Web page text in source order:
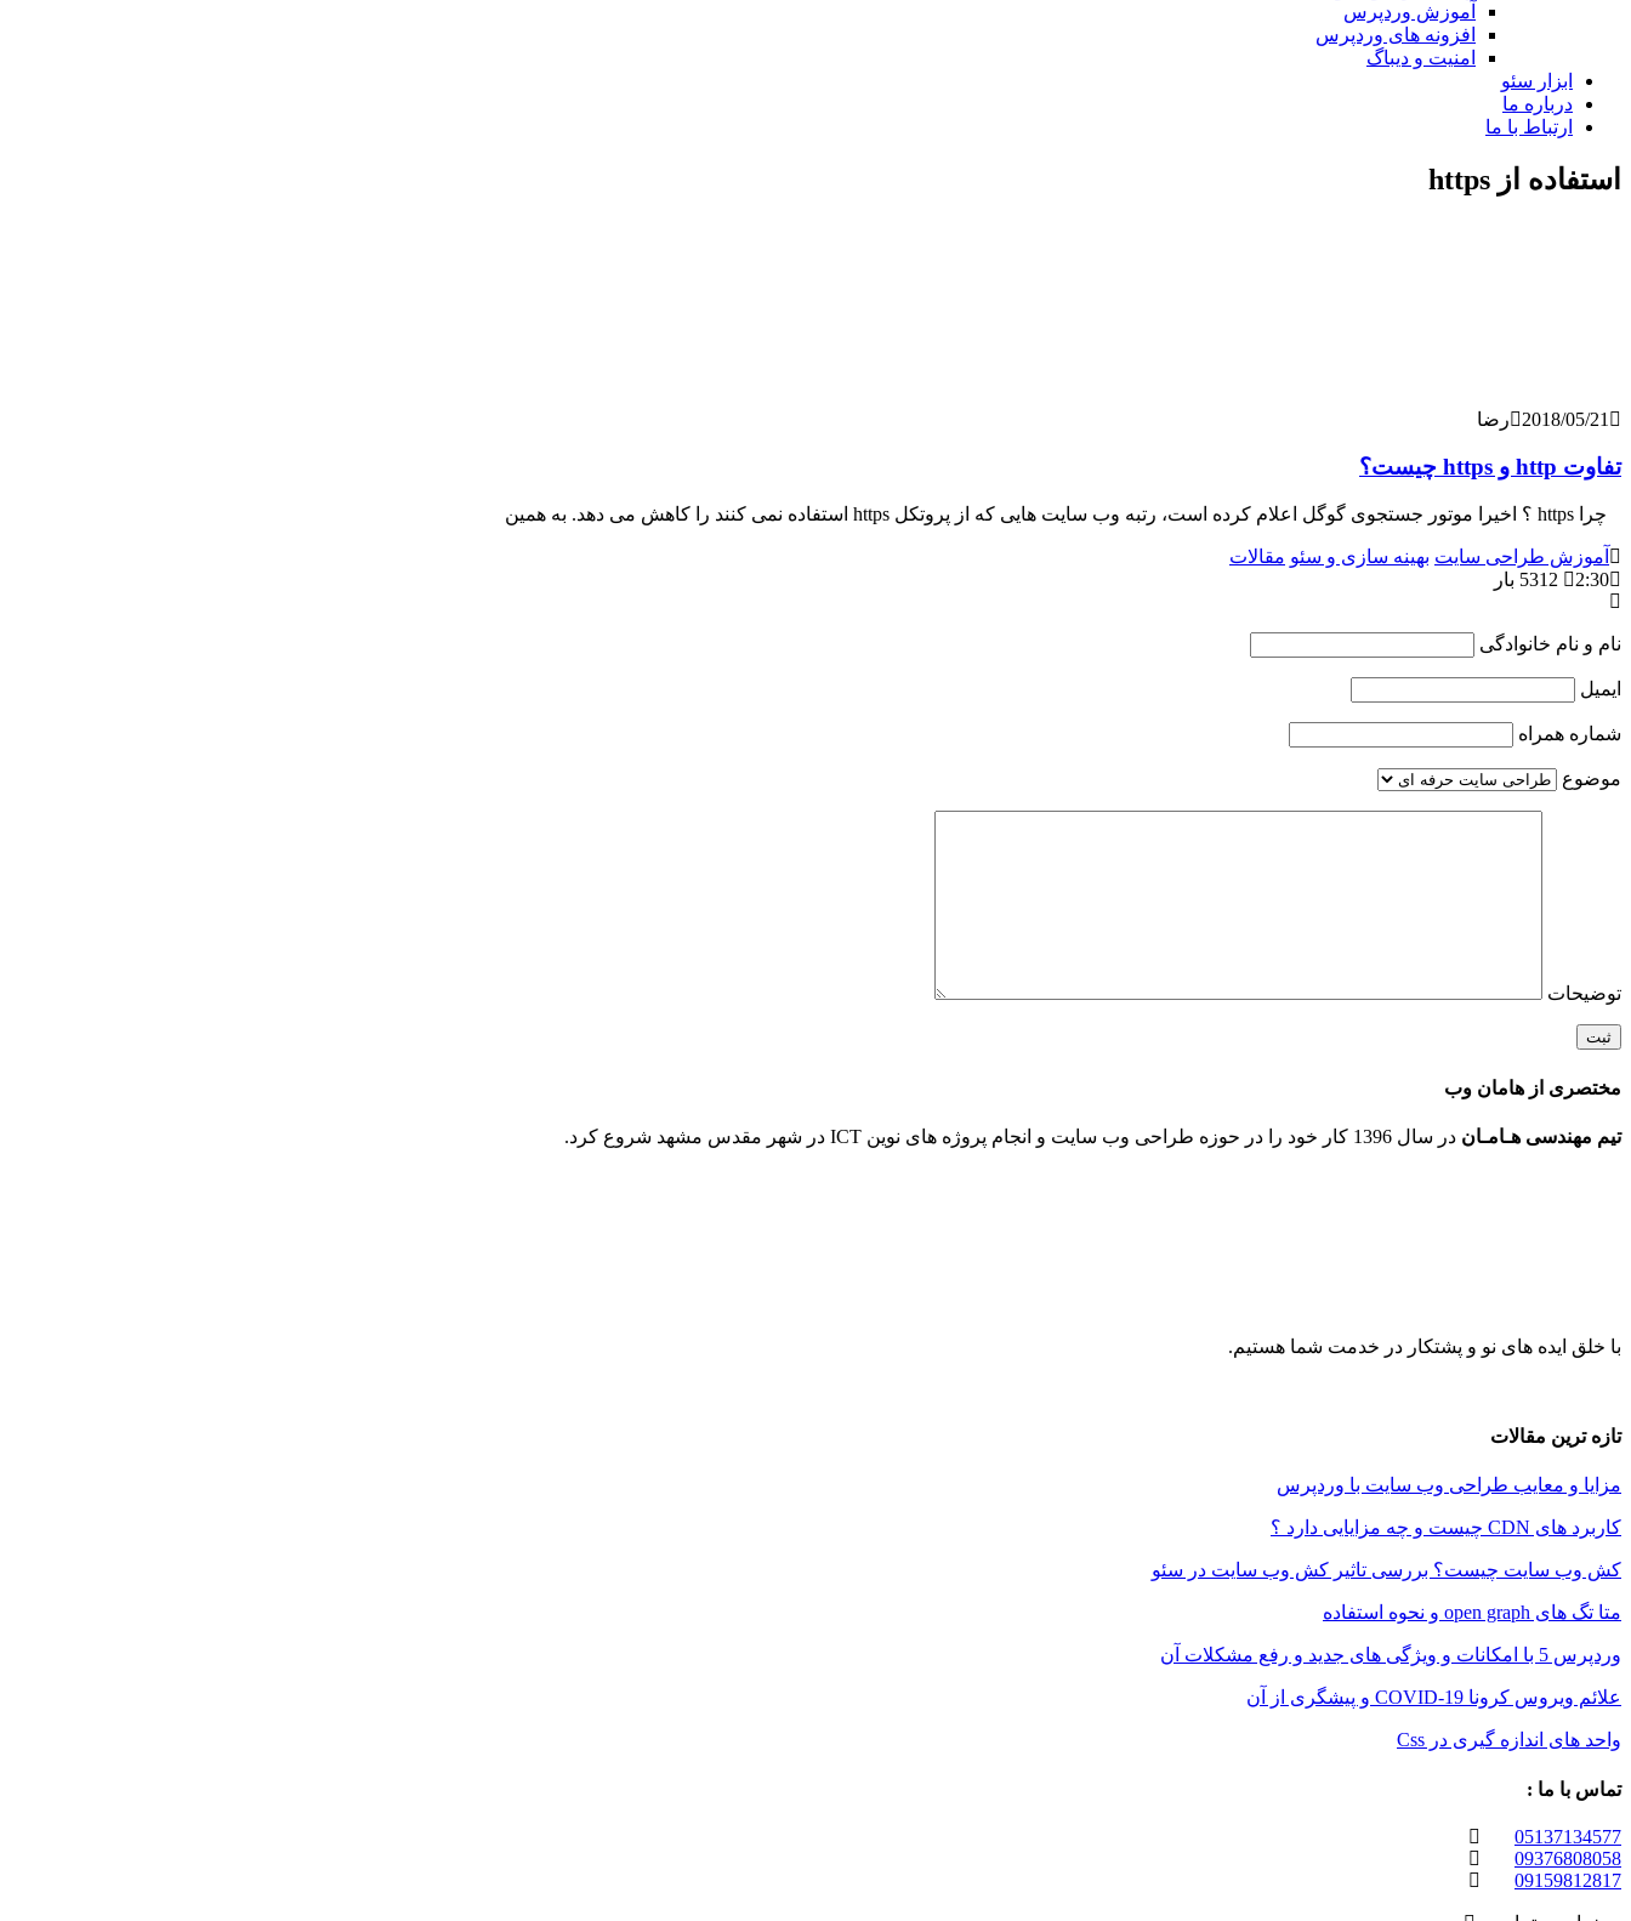
آموزش وردپرس
افزونه های وردپرس
امنیت و دیباگ
ابزار سئو
درباره ما
ارتباط با ما
استفاده از https
2018/05/21 رضا
تفاوت http و https چیست؟
چرا https ؟ اخیرا موتور جستجوی گوگل اعلام کرده است، رتبه وب سایت هایی که از پروتکل https استفاده نمی کنند را کاهش می دهد. به همین
آموزش طراحی سایت بهینه سازی و سئو مقالات
2:30
نام و نام خانوادگی
ایمیل
شماره همراه
موضوع
توضیحات
مختصری از هامان وب
تیم مهندسی هـامـان در سال 1396 کار خود را در حوزه طراحی وب سایت و انجام پروژه های نوین ICT در شهر مقدس مشهد شروع کرد.
با خلق ایده های نو و پشتکار در خدمت شما هستیم.
تازه ترین مقالات
مزایا و معایب طراحی وب سایت با وردپرس
کاربرد های CDN چیست و چه مزایایی دارد ؟
کش وب سایت چیست؟ بررسی تاثیر کش وب سایت در سئو
متا تگ های open graph و نحوه استفاده
وردپرس 5 با امکانات و ویژگی های جدید و رفع مشکلات آن
علائم ویروس کرونا COVID-19 و پیشگری از آن
واحد های اندازه گیری در Css
تماس با ما :
05137134577
09376808058
09159812817